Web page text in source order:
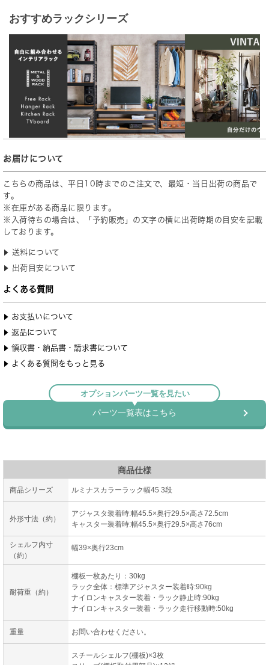
おすすめラックシリーズ
商品仕様
商品シリーズ ルミナスカラーラック幅45 3段
外形寸法（約）
アジャスタ装着時:幅45.5×奥行29.5×高さ72.5cm
キャスター装着時:幅45.5×奥行29.5×高さ76cm
シェルフ内寸
（約）
幅39×奥行23cm
耐荷重（約）
棚板一枚あたり：30kg
ラック全体：標準アジャスター装着時:90kg
ナイロンキャスター装着・ラック静止時:90kg
ナイロンキャスター装着・ラック走行移動時:50kg
重量 お問い合わせください。
スチールシェルフ(棚板)×3枚